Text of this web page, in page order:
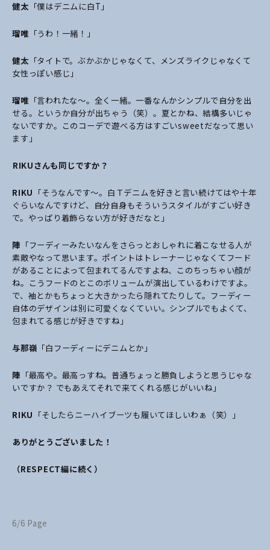
健太 「僕はデニムに白T」
瑠唯 「うわ！一緒！」
健太 「タイトで。ぶかぶかじゃなくて、メンズライクじゃなくて
女性っぽい感じ」
瑠唯 「言われたな～。全く一緒。一番なんかシンプルで自分を出
せる。というか自分が出ちゃう（笑）。夏とかね、結構多いじゃ
ないですか。このコーデで遊べる方はすごいsweetだなって思い
ます」
――RIKUさんも同じですか？
RIKU 「そうなんです～。白Ｔデニムを好きと言い続けてはや十年
ぐらいなんですけど、自分自身もそういうスタイルがすごい好き
で。やっぱり着飾らない方が好きだなと」
陣 「フーディーみたいなんをさらっとおしゃれに着こなせる人が
素敵やなって思います。ポイントはトレーナーじゃなくてフード
があることによって包まれてるんですよね、このちっちゃい顔が
ね。こうフードのとこのボリュームが演出しているわけですよ。
で、袖とかもちょっと大きかったら隠れてたりして。フーディー
自体のデザインは別に可愛くなくていい。シンプルでもよくて、
包まれてる感じが好きですね」
与那嶺 「白フーディーにデニムとか」
陣 「最高や。最高っすね。普通ちょっと勝負しようと思うじゃな
いですか？ でもあえてそれで来てくれる感じがいいね」
RIKU 「そしたらニーハイブーツも履いてほしいわぁ（笑）」
――ありがとうございました！
（RESPECT編に続く）
6/6 Page